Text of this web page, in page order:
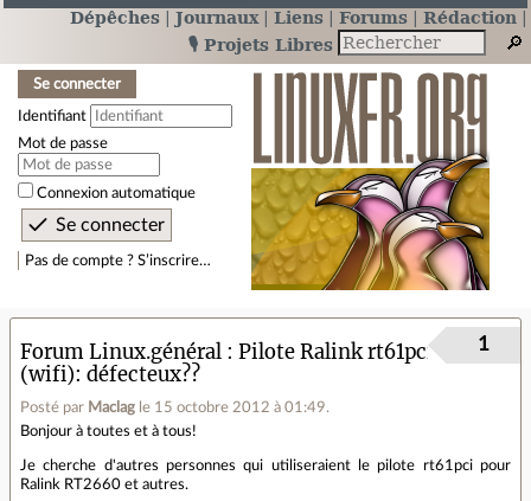
Dépêches Journaux Liens Forums
Rédaction
🎙️ Projets Libres
Se connecter
Identifiant
Mot de passe
Connexion automatique
Pas de compte ? S’inscrire…
Forum Linux.général
Pilote Ralink rt61pci
(wifi): défecteux??
Posté par Maclag le 15 octobre 2012 à 01:49.
1
Bonjour à toutes et à tous!
Je cherche d'autres personnes qui utiliseraient le pilote rt61pci pour
Ralink RT2660 et autres.